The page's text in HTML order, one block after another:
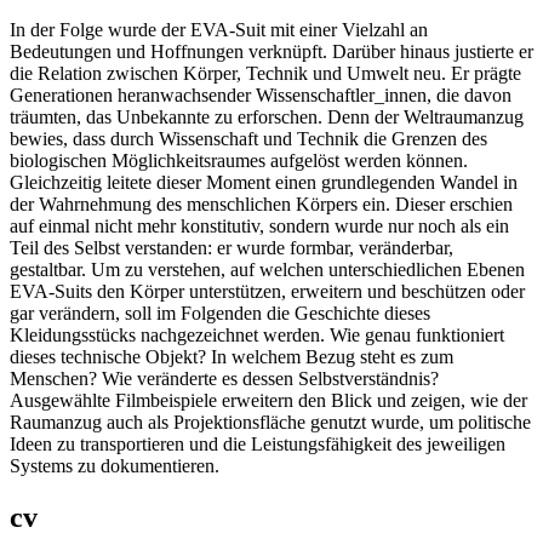
In der Folge wurde der EVA-Suit mit einer Vielzahl an
Bedeutungen und Hoffnungen verknüpft. Darüber hinaus justierte er
die Relation zwischen Körper, Technik und Umwelt neu. Er prägte
Generationen heranwachsender Wissenschaftler_innen, die davon
träumten, das Unbekannte zu erforschen. Denn der Weltraumanzug
bewies, dass durch Wissenschaft und Technik die Grenzen des
biologischen Möglichkeitsraumes aufgelöst werden können.
Gleichzeitig leitete dieser Moment einen grundlegenden Wandel in
der Wahrnehmung des menschlichen Körpers ein. Dieser erschien
auf einmal nicht mehr konstitutiv, sondern wurde nur noch als ein
Teil des Selbst verstanden: er wurde formbar, veränderbar,
gestaltbar. Um zu verstehen, auf welchen unterschiedlichen Ebenen
EVA-Suits den Körper unterstützen, erweitern und beschützen oder
gar verändern, soll im Folgenden die Geschichte dieses
Kleidungsstücks nachgezeichnet werden. Wie genau funktioniert
dieses technische Objekt? In welchem Bezug steht es zum
Menschen? Wie veränderte es dessen Selbstverständnis?
Ausgewählte Filmbeispiele erweitern den Blick und zeigen, wie der
Raumanzug auch als Projektionsfläche genutzt wurde, um politische
Ideen zu transportieren und die Leistungsfähigkeit des jeweiligen
Systems zu dokumentieren.
cv